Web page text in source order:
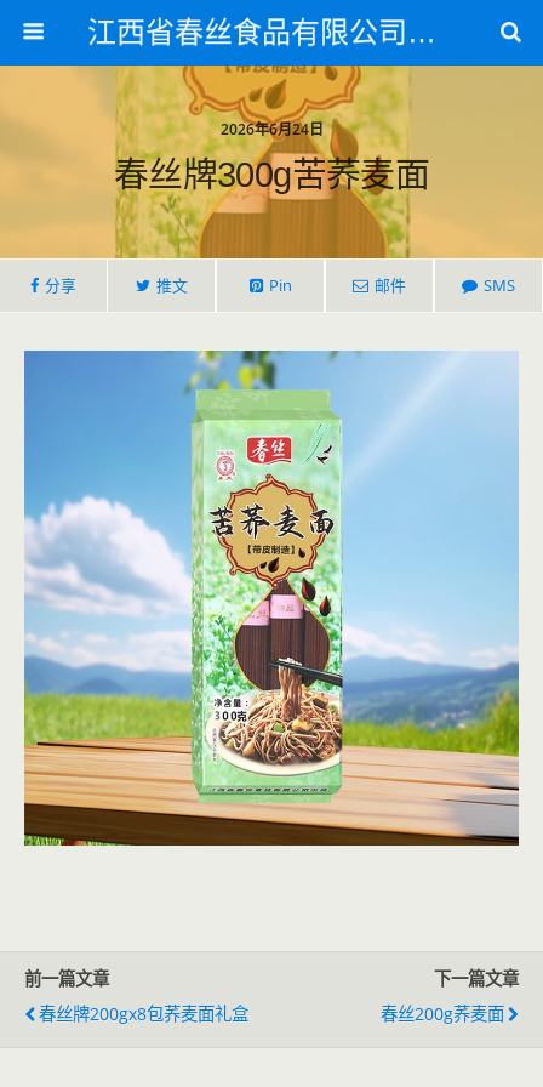
江西省春丝食品有限公司官方网站
2026年6月24日
春丝牌300g苦荞麦面
分享 推文 Pin 邮件 SMS
前一篇文章
春丝牌200gx8包荞麦面礼盒
下一篇文章
春丝200g荞麦面